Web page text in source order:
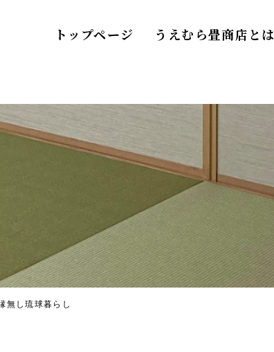
トップページ うえむら畳商店とは
無し琉球暮らし